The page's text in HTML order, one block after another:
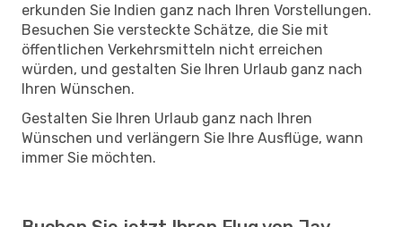
erkunden Sie Indien ganz nach Ihren Vorstellungen.
Besuchen Sie versteckte Schätze, die Sie mit
öffentlichen Verkehrsmitteln nicht erreichen
würden, und gestalten Sie Ihren Urlaub ganz nach
Ihren Wünschen.
Gestalten Sie Ihren Urlaub ganz nach Ihren
Wünschen und verlängern Sie Ihre Ausflüge, wann
immer Sie möchten.